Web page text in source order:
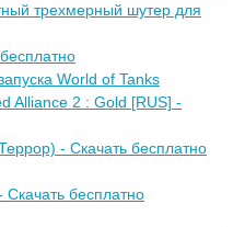
трехмерный шутер для
World of Tanks
Alliance 2 : Gold [RUS] -
- Скачать бесплатно
бесплатно